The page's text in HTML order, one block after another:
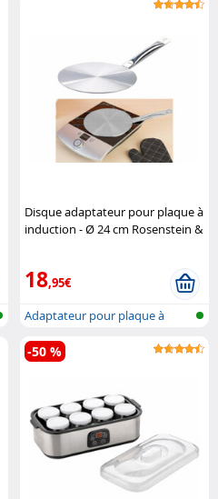
Disque adaptateur pour plaque à
induction - Ø 24 cm Rosenstein &
18,95€
Adaptateur pour plaque à
induction
-50 %